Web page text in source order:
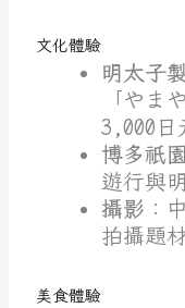
文化體驗
明太子
「やま
3,000日
博多祇
遊行與
攝影 ：
拍攝題
美食體驗